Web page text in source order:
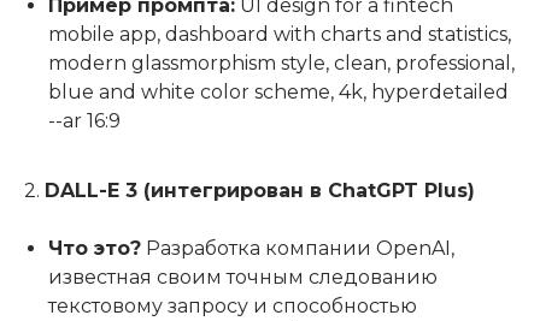
Пример промпта: UI design for a fintech
mobile app, dashboard with charts and statistics,
modern glassmorphism style, clean, professional,
blue and white color scheme, 4k, hyperdetailed
--ar 16:9
2. DALL-E 3 (интегрирован в ChatGPT Plus)
Что это? Разработка компании OpenAI,
известная своим точным следованию
текстовому запросу и способностью